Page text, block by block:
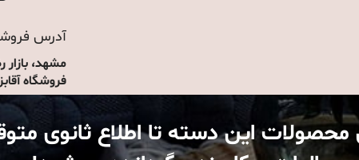
آدرس
مشهد، بازار
فروشگاه
این دسته تا اطلاع ثانوی